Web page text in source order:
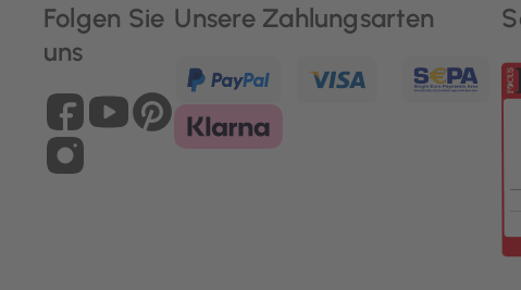
Folgen Sie
uns
Unsere Zahlungsarten